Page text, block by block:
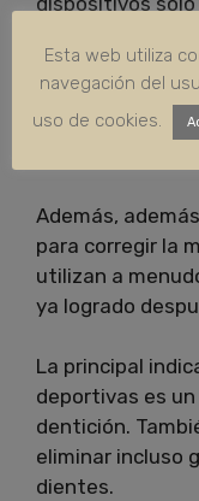
El material
los dientes se
Además,
para corregir la
utilizan a
ya logrado
La principal
deportivas es
dentición.
eliminar incluso
dientes.
Esta web utiliza
navegación del
uso de cookies.